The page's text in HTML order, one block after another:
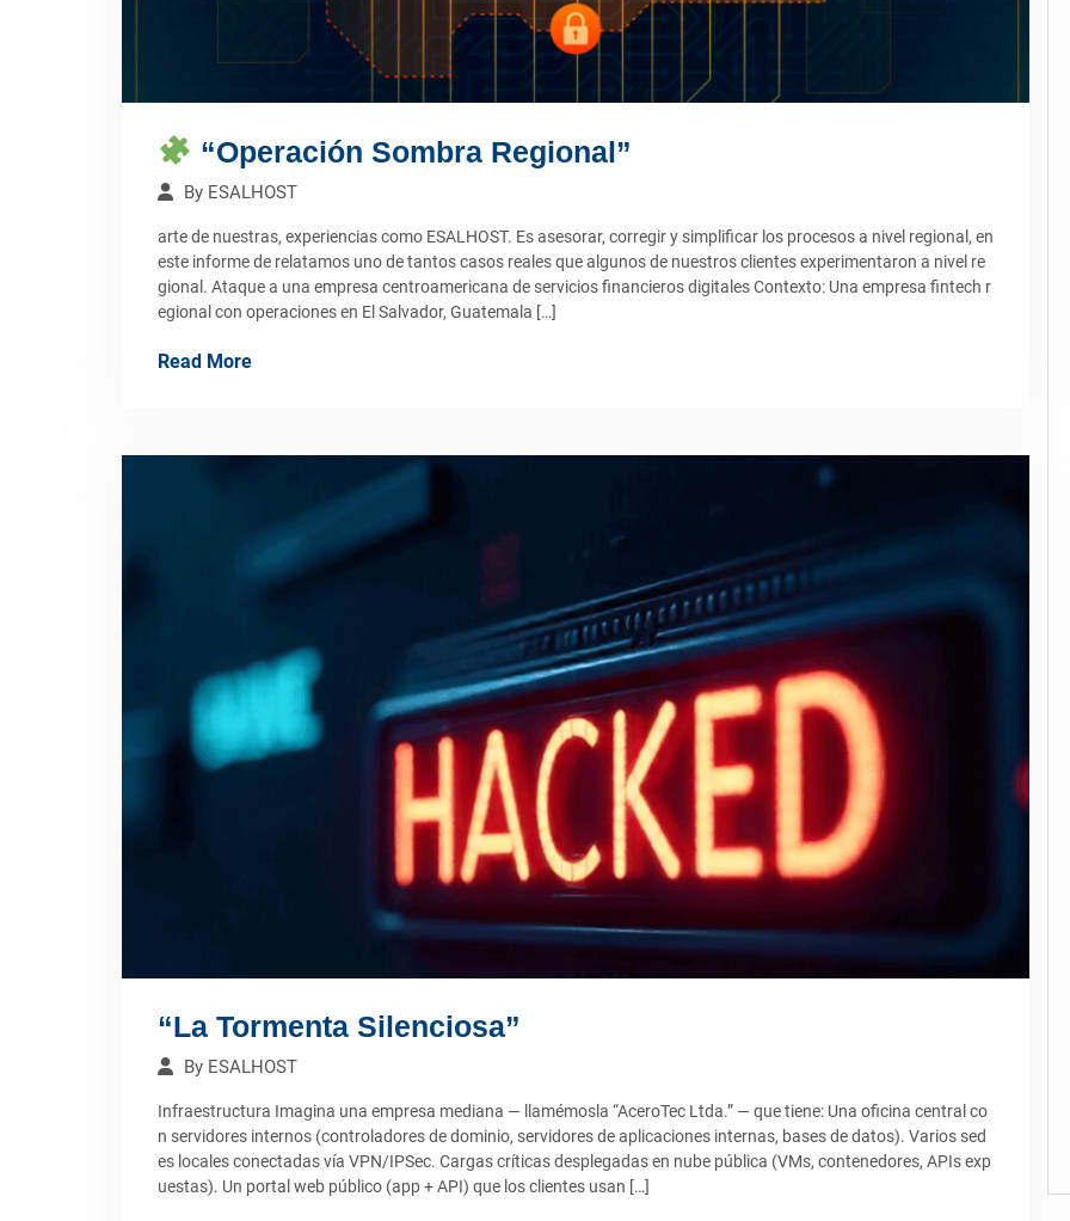
“Operación Sombra Regional”
By ESALHOST
arte de nuestras, experiencias como ESALHOST. Es asesorar, corregir y simplificar los procesos a nivel regional, en
este informe de relatamos uno de tantos casos reales que algunos de nuestros clientes experimentaron a nivel re
gional. Ataque a una empresa centroamericana de servicios financieros digitales Contexto: Una empresa fintech r
egional con operaciones en El Salvador, Guatemala […]
Read More
“La Tormenta Silenciosa”
By ESALHOST
Infraestructura Imagina una empresa mediana — llamémosla “AceroTec Ltda.” — que tiene: Una oficina central co
n servidores internos (controladores de dominio, servidores de aplicaciones internas, bases de datos). Varios sed
es locales conectadas vía VPN/IPSec. Cargas críticas desplegadas en nube pública (VMs, contenedores, APIs exp
uestas). Un portal web público (app + API) que los clientes usan […]